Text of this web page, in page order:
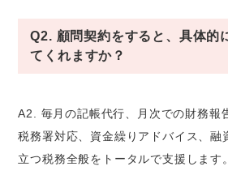
Q2. 顧問契約をすると、具体的
てくれますか？
A2. 毎月の記帳代行、月次での財務報
税務署対応、資金繰りアドバイス、融
立つ税務全般をトータルで支援します。